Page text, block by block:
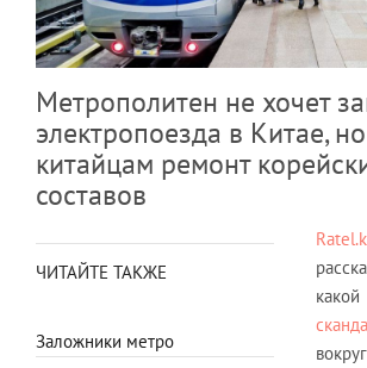
Метрополитен не хочет
электропоезда в Китае,
китайцам ремонт
составов
ЧИТАЙТЕ ТАКЖЕ
Заложники метро
какой